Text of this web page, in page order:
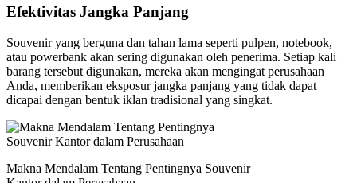
Efektivitas Jangka Panjang
Souvenir yang berguna dan tahan lama seperti pulpen, notebook,
atau powerbank akan sering digunakan oleh penerima. Setiap kali
barang tersebut digunakan, mereka akan mengingat perusahaan
Anda, memberikan eksposur jangka panjang yang tidak dapat
dicapai dengan bentuk iklan tradisional yang singkat.
Makna Mendalam Tentang Pentingnya Souvenir